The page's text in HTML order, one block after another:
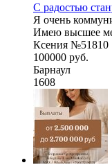
С радостью
Я очень
Имею высшее
Ксения №51810
100000 руб.
Барнаул
1608